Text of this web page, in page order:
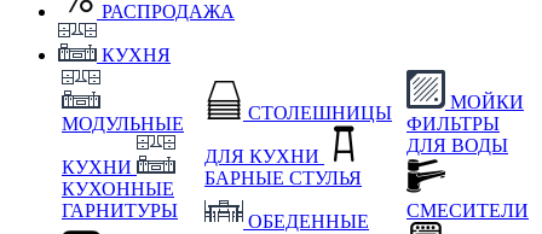
РАСПРОДАЖА
КУХНЯ
МОДУЛЬНЫЕ
КУХНИ
КУХОННЫЕ
ГАРНИТУРЫ
СТОЛЕШНИЦЫ
ДЛЯ КУХНИ
БАРНЫЕ СТУЛЬЯ
ОБЕДЕННЫЕ
МОЙКИ
ФИЛЬТРЫ
ДЛЯ ВОДЫ
СМЕСИТЕЛИ